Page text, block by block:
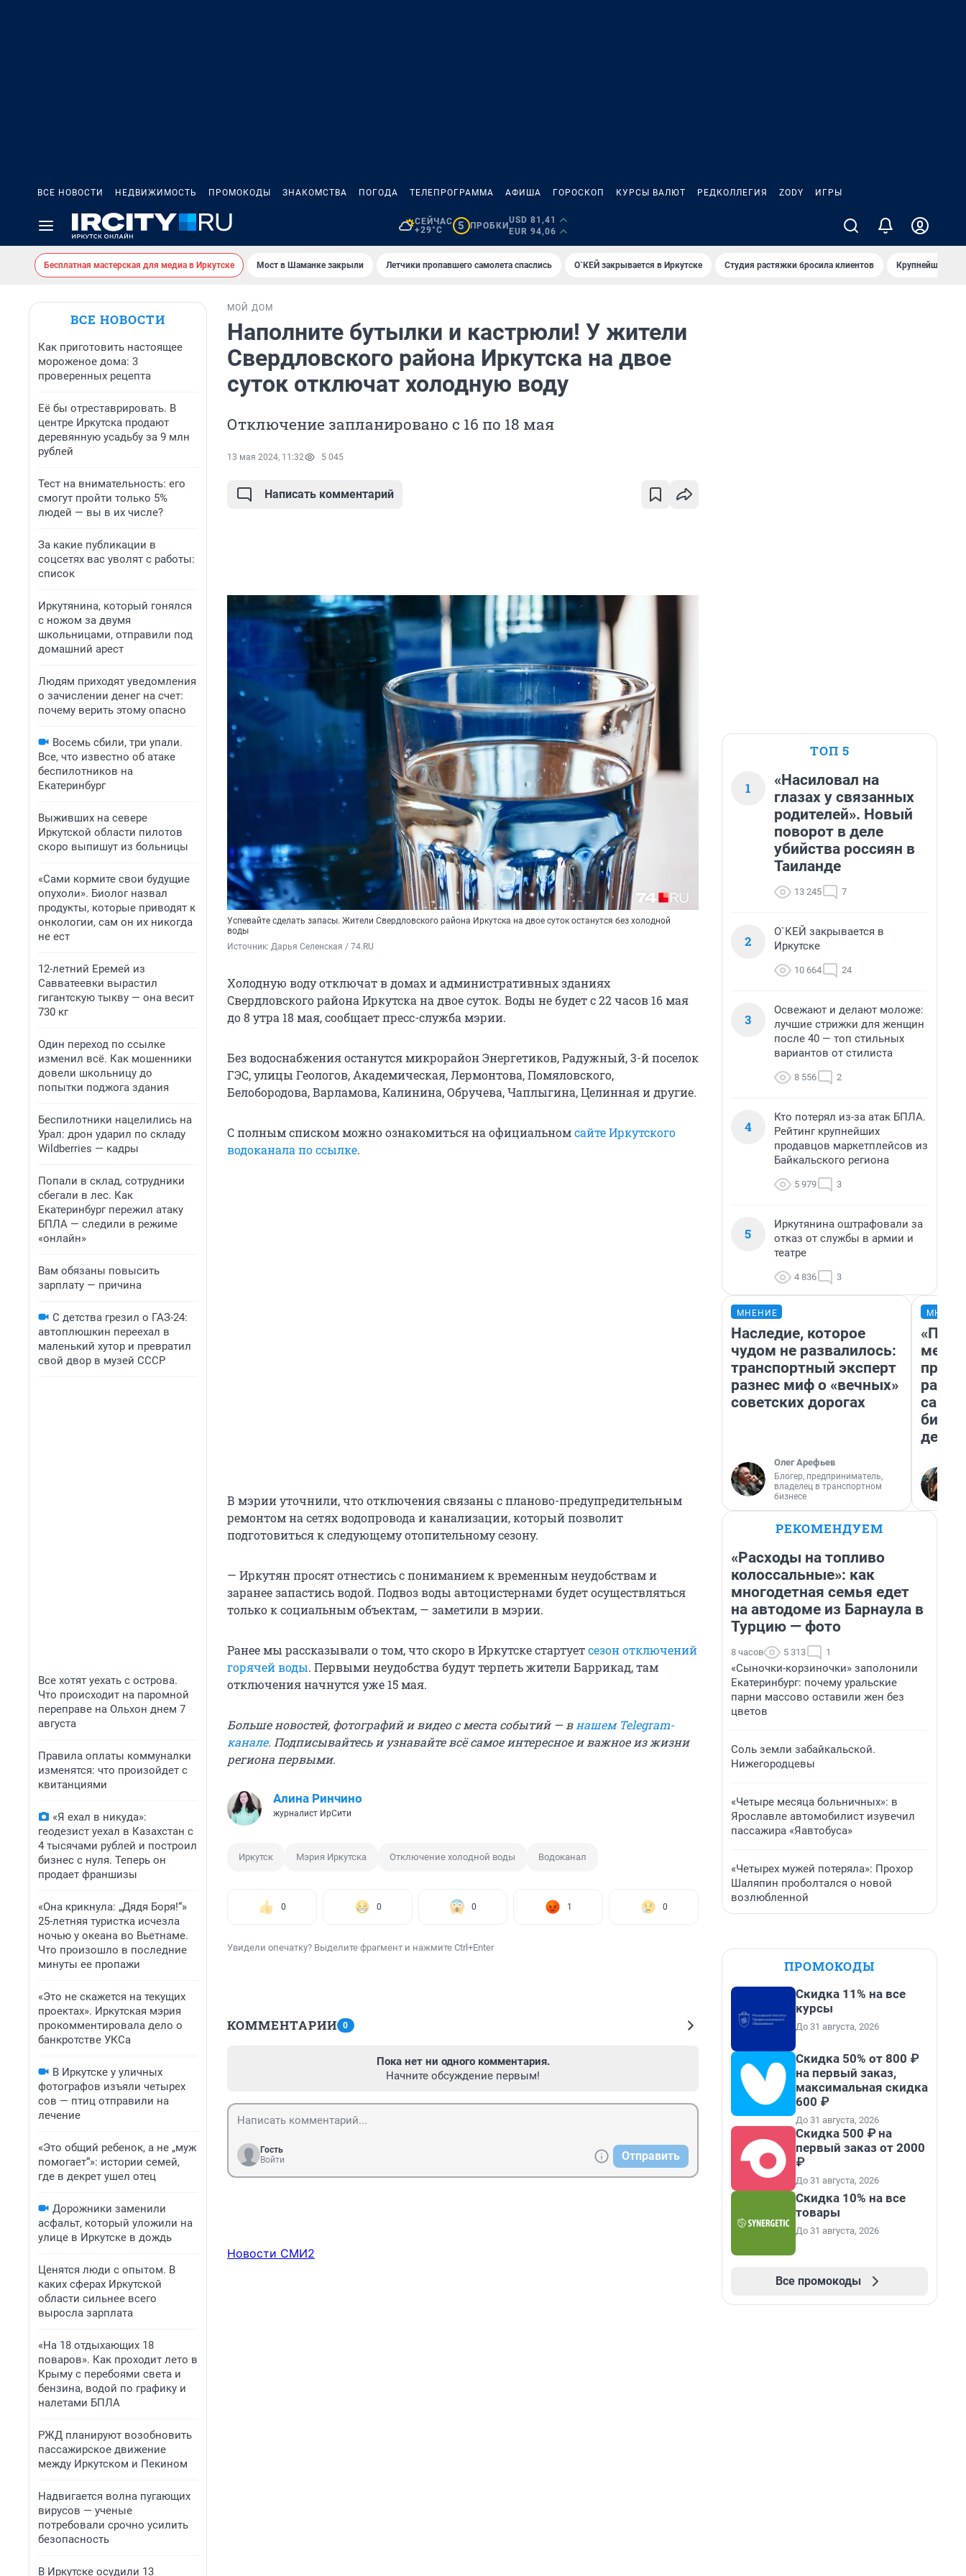
ВСЕ НОВОСТИ НЕДВИЖИМОСТЬ ПРОМОКОДЫ ЗНАКОМСТВА ПОГОДА ТЕЛЕПРОГРАММА АФИША ГОРОСКОП КУРСЫ ВАЛЮТ РЕДКОЛЛЕГИЯ ZODY ИГРЫ
СЕЙЧАС
+29°C
5 ПРОБКИ
USD 81,41
EUR 94,06
Бесплатная мастерская для медиа в Иркутске Мост в Шаманке закрыли Летчики пропавшего самолета спаслись О`КЕЙ закрывается в Иркутске Студия растяжки бросила клиентов Крупнейшие
ВСЕ НОВОСТИ
Как приготовить настоящее
мороженое дома: 3
проверенных рецепта
Её бы отреставрировать. В
центре Иркутска продают
деревянную усадьбу за 9 млн
рублей
Тест на внимательность: его
смогут пройти только 5%
людей — вы в их числе?
За какие публикации в
соцсетях вас уволят с работы:
список
Иркутянина, который гонялся
с ножом за двумя
школьницами, отправили под
домашний арест
Людям приходят уведомления
о зачислении денег на счет:
почему верить этому опасно
Восемь сбили, три упали.
Все, что известно об атаке
беспилотников на
Екатеринбург
Выживших на севере
Иркутской области пилотов
скоро выпишут из больницы
«Сами кормите свои будущие
опухоли». Биолог назвал
продукты, которые приводят к
онкологии, сам он их никогда
не ест
12-летний Еремей из
Савватеевки вырастил
гигантскую тыкву — она весит
730 кг
Один переход по ссылке
изменил всё. Как мошенники
довели школьницу до
попытки поджога здания
Беспилотники нацелились на
Урал: дрон ударил по складу
Wildberries — кадры
Попали в склад, сотрудники
сбегали в лес. Как
Екатеринбург пережил атаку
БПЛА — следили в режиме
«онлайн»
Вам обязаны повысить
зарплату — причина
С детства грезил о ГАЗ-24:
автоплюшкин переехал в
маленький хутор и превратил
свой двор в музей СССР
Все хотят уехать с острова.
Что происходит на паромной
переправе на Ольхон днем 7
августа
Правила оплаты коммуналки
изменятся: что произойдет с
квитанциями
«Я ехал в никуда»:
геодезист уехал в Казахстан с
4 тысячами рублей и построил
бизнес с нуля. Теперь он
продает франшизы
«Она крикнула: „Дядя Боря!“»
25-летняя туристка исчезла
ночью у океана во Вьетнаме.
Что произошло в последние
минуты ее пропажи
«Это не скажется на текущих
проектах». Иркутская мэрия
прокомментировала дело о
банкротстве УКСа
В Иркутске у уличных
фотографов изъяли четырех
сов — птиц отправили на
лечение
«Это общий ребенок, а не „муж
помогает“»: истории семей,
где в декрет ушел отец
Дорожники заменили
асфальт, который уложили на
улице в Иркутске в дождь
Ценятся люди с опытом. В
каких сферах Иркутской
области сильнее всего
выросла зарплата
«На 18 отдыхающих 18
поваров». Как проходит лето в
Крыму с перебоями света и
бензина, водой по графику и
налетами БПЛА
РЖД планируют возобновить
пассажирское движение
между Иркутском и Пекином
Надвигается волна пугающих
вирусов — ученые
потребовали срочно усилить
безопасность
В Иркутске осудили 13
МОЙ ДОМ
Наполните бутылки и кастрюли! У жители
Свердловского района Иркутска на двое
суток отключат холодную воду
Отключение запланировано с 16 по 18 мая
13 мая 2024, 11:32 5 045
Написать комментарий
Успевайте сделать запасы. Жители Свердловского района Иркутска на двое суток останутся без холодной
воды
Источник: Дарья Селенская / 74.RU
Холодную воду отключат в домах и административных зданиях
Свердловского района Иркутска на двое суток. Воды не будет с 22 часов 16 мая
до 8 утра 18 мая, сообщает пресс-служба мэрии.
Без водоснабжения останутся микрорайон Энергетиков, Радужный, 3-й поселок
ГЭС, улицы Геологов, Академическая, Лермонтова, Помяловского,
Белобородова, Варламова, Калинина, Обручева, Чаплыгина, Целинная и другие.
С полным списком можно ознакомиться на официальномсайте Иркутского
водоканала по ссылке.
В мэрии уточнили, что отключения связаны с планово-предупредительным
ремонтом на сетях водопровода и канализации, который позволит
подготовиться к следующему отопительному сезону.
— Иркутян просят отнестись с пониманием к временным неудобствам и
заранее запастись водой. Подвоз воды автоцистернами будет осуществляться
только к социальным объектам, — заметили в мэрии.
Ранее мы рассказывали о том, что скоро в Иркутске стартуетсезон отключений
горячей воды. Первыми неудобства будут терпеть жители Баррикад, там
отключения начнутся уже 15 мая.
Больше новостей, фотографий и видео с места событий — в нашем Telegram-
канале. Подписывайтесь и узнавайте всё самое интересное и важное из жизни
региона первыми.
Алина Ринчино
журналист ИрСити
Иркутск Мэрия Иркутска Отключение холодной воды Водоканал
0 0 0 1 0
Увидели опечатку? Выделите фрагмент и нажмите Ctrl+Enter
КОММЕНТАРИИ 0
Пока нет ни одного комментария.
Начните обсуждение первым!
Гость
Войти
Отправить
Новости СМИ2
ТОП 5
1
«Насиловал на
глазах у связанных
родителей». Новый
поворот в деле
убийства россиян в
Таиланде
13 245 7
2
О`КЕЙ закрывается в
Иркутске
10 664 24
3
Освежают и делают моложе:
лучшие стрижки для женщин
после 40 — топ стильных
вариантов от стилиста
8 556 2
4
Кто потерял из-за атак БПЛА.
Рейтинг крупнейших
продавцов маркетплейсов из
Байкальского региона
5 979 3
5
Иркутянина оштрафовали за
отказ от службы в армии и
театре
4 836 3
МНЕНИЕ
Наследие, которое
чудом не развалилось:
транспортный эксперт
разнес миф о «вечных»
советских дорогах
Олег Арефьев
Блогер, предприниматель,
владелец в транспортном
бизнесе
РЕКОМЕНДУЕМ
«Расходы на топливо
колоссальные»: как
многодетная семья едет
на автодоме из Барнаула в
Турцию — фото
8 часов 5 313 1
«Сыночки-корзиночки» заполонили
Екатеринбург: почему уральские
парни массово оставили жен без
цветов
Соль земли забайкальской.
Нижегородцевы
«Четыре месяца больничных»: в
Ярославле автомобилист изувечил
пассажира «Яавтобуса»
«Четырех мужей потеряла»: Прохор
Шаляпин проболтался о новой
возлюбленной
ПРОМОКОДЫ
Скидка 11% на все
курсы
До 31 августа, 2026
Скидка 50% от 800 ₽
на первый заказ,
максимальная скидка
600 ₽
До 31 августа, 2026
Скидка 500 ₽ на
первый заказ от 2000
₽
До 31 августа, 2026
Скидка 10% на все
товары
До 31 августа, 2026
Все промокоды